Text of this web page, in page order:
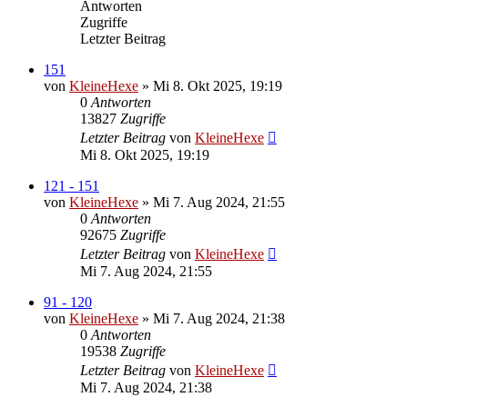
Antworten
Zugriffe
Letzter Beitrag
151
von KleineHexe » Mi 8. Okt 2025, 19:19
0 Antworten
13827 Zugriffe
Letzter Beitrag von KleineHexe
Mi 8. Okt 2025, 19:19
121 - 151
von KleineHexe » Mi 7. Aug 2024, 21:55
0 Antworten
92675 Zugriffe
Letzter Beitrag von KleineHexe
Mi 7. Aug 2024, 21:55
91 - 120
von KleineHexe » Mi 7. Aug 2024, 21:38
0 Antworten
19538 Zugriffe
Letzter Beitrag von KleineHexe
Mi 7. Aug 2024, 21:38